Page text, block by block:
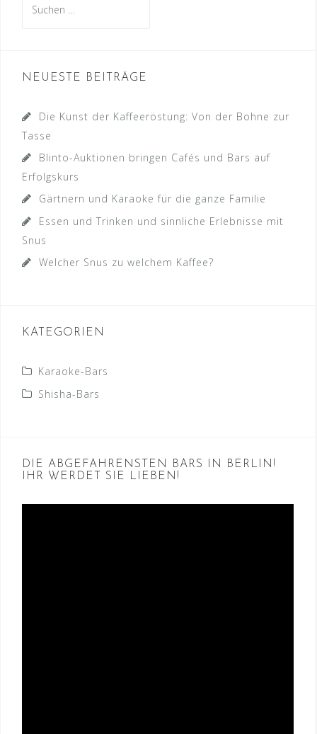
nach:
NEUESTE BEITRÄGE
Die Kunst der Kaffeeröstung: Von der Bohne zur
Tasse
Blinto-Auktionen bringen Cafés und Bars auf
Erfolgskurs
Gärtnern und Karaoke für die ganze Familie
Essen und Trinken und sinnliche Erlebnisse mit
Snus
Welcher Snus zu welchem Kaffee?
KATEGORIEN
Karaoke-Bars
Shisha-Bars
DIE ABGEFAHRENSTEN BARS IN BERLIN!
IHR WERDET SIE LIEBEN!